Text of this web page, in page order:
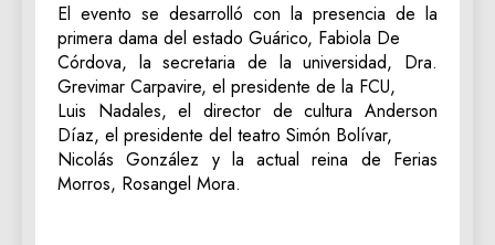
El evento se desarrolló con la presencia de la
primera dama del estado Guárico, Fabiola De
Córdova, la secretaria de la universidad, Dra.
Grevimar Carpavire, el presidente de la FCU,
Luis Nadales, el director de cultura Anderson
Díaz, el presidente del teatro Simón Bolívar,
Nicolás González y la actual reina de Ferias
Morros, Rosangel Mora.